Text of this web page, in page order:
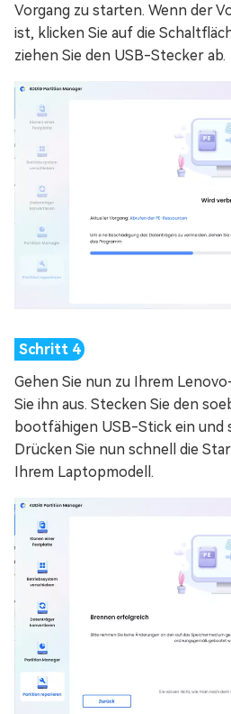
Vorgang zu starten. Wenn der
ist, klicken Sie auf die
ziehen Sie den USB-Stecker ab.
Gehen Sie nun zu Ihrem
Sie ihn aus. Stecken Sie den
bootfähigen USB-Stick ein und
Drücken Sie nun schnell die
Ihrem Laptopmodell.